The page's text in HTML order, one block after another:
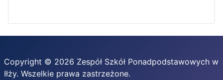
Copyright © 2026 Zespół Szkół Ponadpodstawowych w
Iłży. Wszelkie prawa zastrzeżone.